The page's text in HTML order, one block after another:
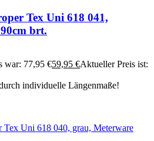
Tex Uni 618 041,
brt.
war: 77,95 €59,95 €Aktueller Preis ist:
individuelle Längenmaße!